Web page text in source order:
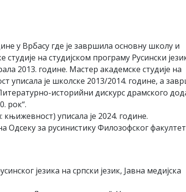
у Врбасу где је завршила основну школу и
на студијском програму Русински
2013. године. Мастер академске студије на
уписала је школске 2013/2014. године, а
историйни дискурс драмского
рок“.
уписaлa je 2024. гoдинe.
Oдсeку зa русинистику Филозофског
језика на српски језик, Јавна медијска